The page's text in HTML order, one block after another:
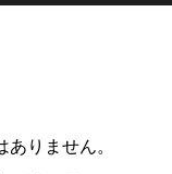
ありません。